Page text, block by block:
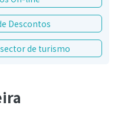
Descontos
de turismo